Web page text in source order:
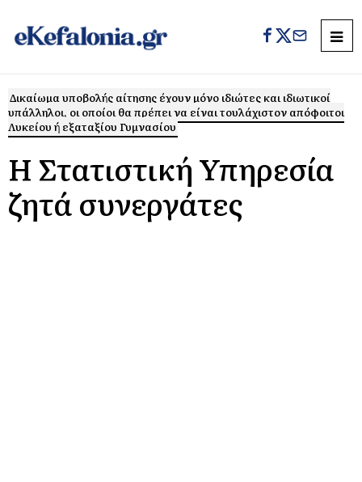
Δικαίωμα υποβολής αίτησης έχουν μόνο ιδιώτες και ιδιωτικοί
υπάλληλοι, οι οποίοι θα πρέπει να είναι τουλάχιστον απόφοιτοι
Λυκείου ή εξαταξίου Γυμνασίου
Η Στατιστική Υπηρεσία
ζητά συνεργάτες